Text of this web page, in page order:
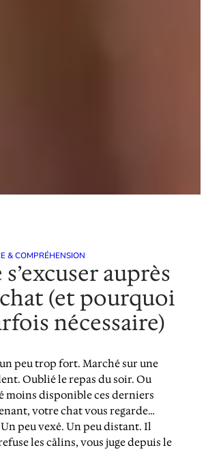
& COMPRÉHENSION
s’excuser auprès
(et pourquoi
nécessaire)
peu trop fort. Marché sur une
Oublié le repas du soir. Ou
moins disponible ces derniers
votre chat vous regarde…
peu vexé. Un peu distant. Il
les câlins, vous juge depuis le